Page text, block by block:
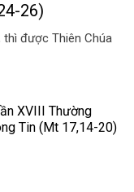
26)
thì được Thiên Chúa
XVIII Thường
Tin (Mt 17,14-20)